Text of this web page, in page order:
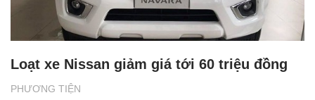
PHƯƠNG TIỆN
Loạt xe Nissan giảm giá tới 60 triệu đồng